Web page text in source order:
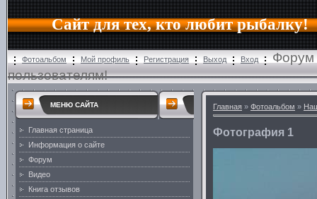
Сайт для тех, кто любит рыбалку!
Фотоальбом Мой профиль Регистрация Выход Вход
Форум
пользователям!
МЕНЮ САЙТА
Главная страница
Информация о сайте
Форум
Видео
Книга отзывов
Главная » Фотоальбом »
Фотография 1